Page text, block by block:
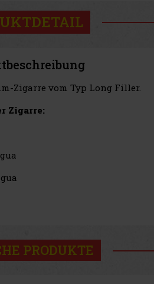
Zigarre vom Typ Long Filler.
Zigarre:
PRODUKTE